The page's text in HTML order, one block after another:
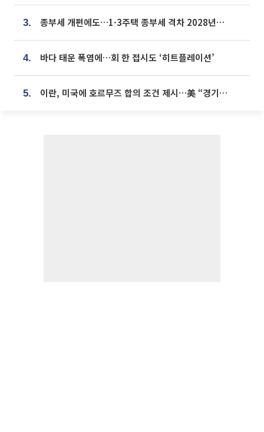
3. 종부세 개편에도…1·3주택 종부세 격차 2028년부터 확대
4. 바다 태운 폭염에…회 한 접시도 ‘히트플레이션’
5. 이란, 미국에 호르무즈 합의 조건 제시…美 “경기 아직 안 끝나” [종합]